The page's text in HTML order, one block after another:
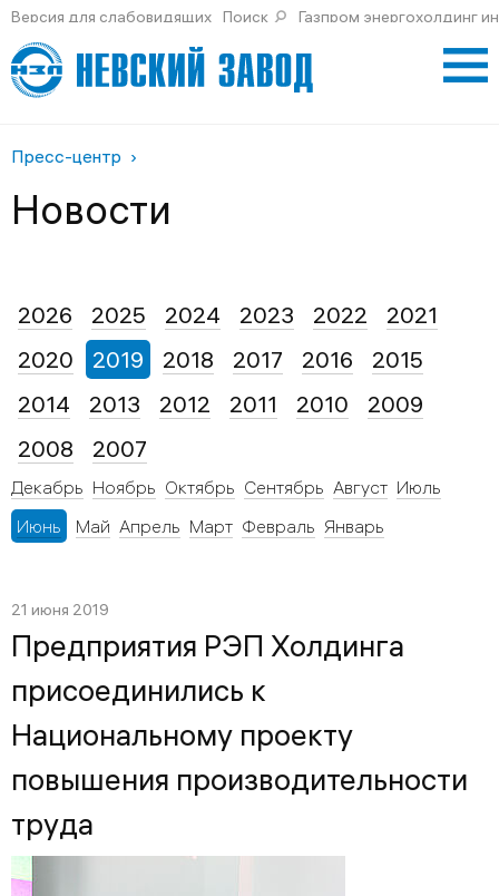
Версия для слабовидящих Поиск Газпром энергохолдинг
Пресс-центр
Новости
2026 2025 2024 2023 2022
2021
2020
2019
Декабрь Ноябрь Октябрь Сентябрь Август Июль
Июнь
Май Апрель Март Февраль Январь
2018 2017 2016
2015
2014
2013 2012 2011 2010
2009
2008
2007
21 июня 2019
Предприятия РЭП Холдинга
присоединились к
Национальному проекту
повышения производительности
труда